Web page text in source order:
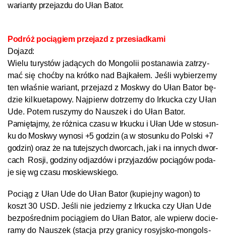
wa­rian­ty prze­jaz­du do Ułan Ba­tor.
Pod­róż po­cią­giem prze­jazd z prze­siad­ka­mi
Do­jazd:
Wie­lu tu­rys­tów jadą­cych do Mon­go­li­i po­sta­na­wia za­trzy­
mać się choć­by na kró­tko nad Baj­ka­łem. Jeś­li wy­bie­rze­my
ten właś­nie wa­riant, prze­jazd z Mos­k­wy do Ułan Ba­tor bę­
dzie kil­ku­eta­po­wy. Naj­pierw do­trze­my do Ir­kuc­ka czy Ułan
Ude. Po­tem ru­szy­my do Na­uszek i do Ułan Ba­tor.
Pa­mię­taj­my, że róż­ni­ca cza­su w Ir­kuc­ku i Ułan Ude w sto­sun­
ku do Mos­k­wy wy­no­si +5 go­dzin (a w sto­sun­ku do Pol­s­ki +7
go­dzin) oraz że na tu­tej­szych dwor­cach, jak i na in­nych dwor­
cach Ros­ji, go­dzi­ny od­jaz­dów i przy­jaz­dów po­cią­gów po­da­
je się wg cza­su mos­kiewskiego.
Po­ciąg z Ułan Ude do Ułan Ba­tor (ku­piej­ny wa­gon) to
koszt 30 USD. Jeś­li nie je­dzie­my z Ir­kuc­ka czy Ułan Ude
bez­po­śred­nim po­cią­giem do Ułan Ba­tor, ale wpierw do­cie­
ra­my do Na­uszek (sta­cja przy gra­ni­cy ro­syj­s­ko­-mon­gol­s­